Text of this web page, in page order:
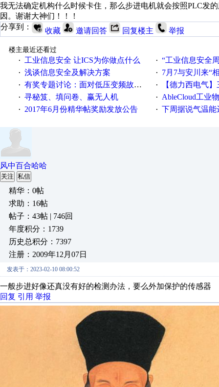
我无法确定机构什么时候卡住，那么步进电机就会按照PLC发
因。谢谢大神们！！！
分享到：
收藏 邀请回答 回复楼主 举报
楼主最近还看过
·
工业信息安全 让ICS为你做点什么 · “工业信息安全周之我见”
· 浅谈信息安全及解决方案 · 7月7与安川来“
· 有奖专题讨论：面对低压变频故障，老手是这样解决的！ · 【德力西电气】三
· 寻秘笈、填问卷、赢无人机 · AbleCloud工业物联
· 2017年6月份精华帖奖励发放公告 · 下周据说气温能
风中百合哈哈
关注 私信
精华：0帖
求助：16帖
帖子：43帖 | 746回
年度积分：1739
历史总积分：7397
注册：2009年12月07日
发表于：2023-02-10 08:00:52
一般步进好像还真没有好的检测办法，要么外加保护的传感器
回复 引用 举报